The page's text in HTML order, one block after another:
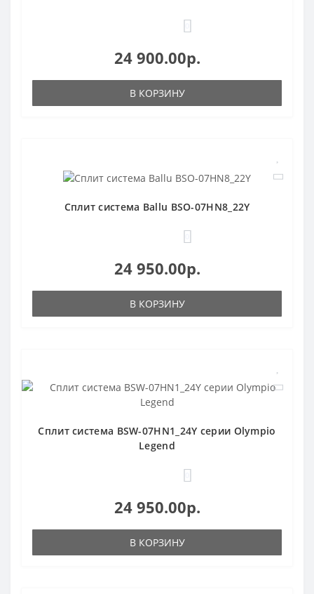
24 900.00р.
В КОРЗИНУ
Сплит система Ballu BSO-07HN8_22Y
24 950.00р.
В КОРЗИНУ
Сплит система BSW-07HN1_24Y серии Olympio
Legend
24 950.00р.
В КОРЗИНУ